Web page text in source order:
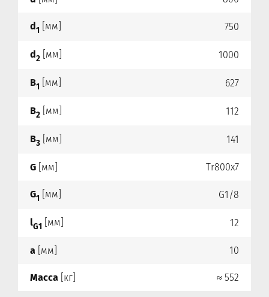
d1 [мм] 750
d2 [мм] 1000
B1 [мм] 627
B2 [мм] 112
B3 [мм] 141
G [мм] Tr800x7
G1 [мм] G1/8
lG1 [мм] 12
a [мм] 10
Масса [кг] ≈ 552